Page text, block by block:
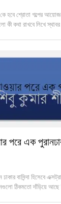
হবে শ্রোতা গল্পের
কী কথা রাখবে লিখে
পরে এক
বাসিন্দা হিসেবে
ঠিকমতো দাঁড়িয়ে